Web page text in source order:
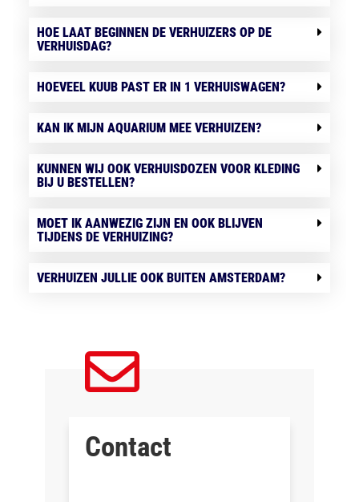
HOE LAAT BEGINNEN DE VERHUIZERS OP DE
VERHUISDAG?
HOEVEEL KUUB PAST ER IN 1 VERHUISWAGEN?
KAN IK MIJN AQUARIUM MEE VERHUIZEN?
KUNNEN WIJ OOK VERHUISDOZEN VOOR KLEDING
BIJ U BESTELLEN?
MOET IK AANWEZIG ZIJN EN OOK BLIJVEN
TIJDENS DE VERHUIZING?
VERHUIZEN JULLIE OOK BUITEN AMSTERDAM?
Contact